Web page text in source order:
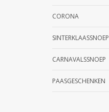
CORONA
SINTERKLAASSNOEP
CARNAVALSSNOEP
PAASGESCHENKEN